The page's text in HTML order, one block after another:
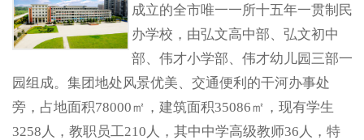
成立的全市唯一一所十五年一贯制民
办学校，由弘文高中部、弘文初中
部、伟才小学部、伟才幼儿园三部一
园组成。集团地处风景优美、交通便利的干河办事处
旁，占地面积78000㎡，建筑面积35086㎡，现有学生
3258人，教职员工210人，其中中学高级教师36人，特